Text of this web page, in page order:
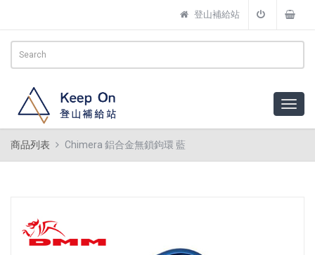
登山補給站
商品列表 Chimera 鋁合金無鎖鉤環 藍